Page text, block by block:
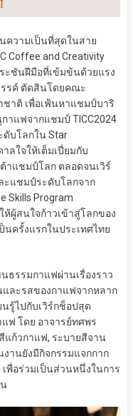
ความเป็นที่สุดในสาย
Coffee and Creativity
ระชันฝีมือที่เข้มข้นด้วยแรง
รค์ ตัดสินโดยคณะ
าติ เพื่อเฟ้นหาแชมป์บาริ
าแฟจากแชมป์ TICC2024
ดับโลกใน Star
ลใจให้เต็มเปี่ยมกับ
ต้าแชมป์โลก ตลอดจนเวิร์
ะแชมป์ระดับโลกจาก
Skills Program
ห้ผู้สนใจก้าวเข้าสู่โลกของ
ครั้งแรกในประเทศไทย
รรมกาแฟผ่านเรื่องราว
ละรสของกาแฟจากหลาก
นรู้ไปกับเวิร์กช็อปสุด
ฟ โดย อาจารย์ทศพร
แก้วกาแฟ, ระบายสีจาน
งานยังมีกิจกรรมแจกกาก
พื่อร่วมเป็นส่วนหนึ่งในการ